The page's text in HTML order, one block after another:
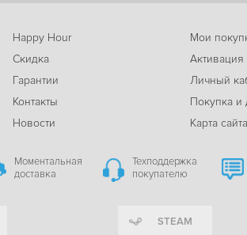
Happy Hour
Скидка
Гарантии
Контакты
Новости
Мои
Личный
Покупка и
Карта сайта
Моментальная
доставка
Техподдержка
покупателю
STEAM